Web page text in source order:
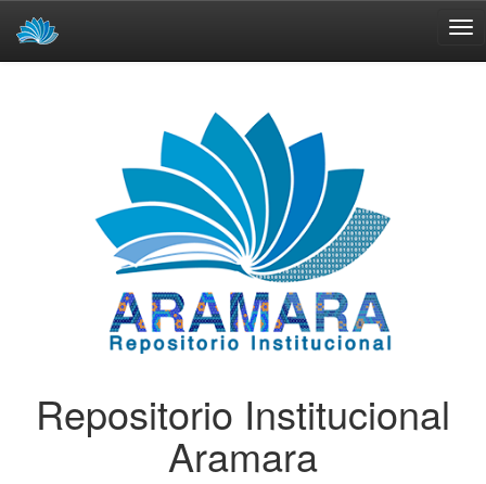
Repositorio Institucional
Aramara